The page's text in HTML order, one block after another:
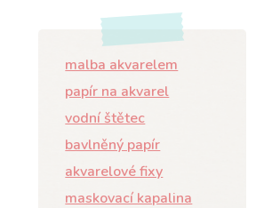
malba akvarelem
papír na akvarel
vodní štětec
bavlněný papír
akvarelové fixy
maskovací kapalina